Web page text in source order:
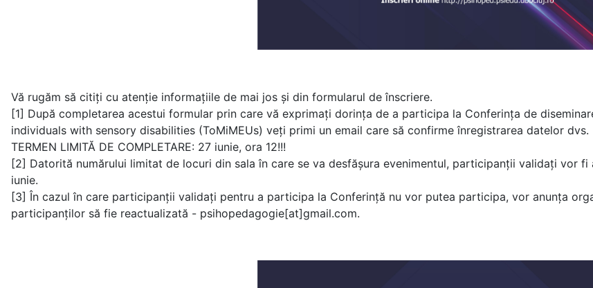
Vă rugăm să citiți cu atenție informațiile de mai jos și din formularul de înscriere.
[1] După completarea acestui formular prin care vă exprimați dorința de a participa la Conferința de
individuals with sensory disabilities (ToMiMEUs) veți primi un email care să confirme înregistrarea datelor dvs.
TERMEN LIMITĂ DE COMPLETARE: 27 iunie, ora 12!!!
[2] Datorită numărului limitat de locuri din sala în care se va desfășura evenimentul, participanții validați vor
iunie.
[3] În cazul în care participanții validați pentru a participa la Conferință nu vor putea participa, vor anunța
participanților să fie reactualizată - psihopedagogie[at]gmail.com.